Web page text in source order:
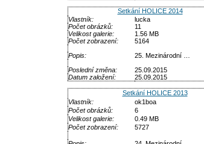
Setkání HOLICE 2014
Vlastník:
lucka
Počet obrázků:
11
Velikost galerie:
1.56 MB
Počet zobrazení:
5164
Popis:
25. Mezinárodní …
Poslední změna:
25.09.2015
Datum založení:
25.09.2015
Setkání HOLICE 2013
Vlastník:
ok1boa
Počet obrázků:
6
Velikost galerie:
0.49 MB
Počet zobrazení:
5727